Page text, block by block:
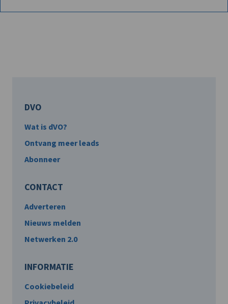
DVO
Wat is dVO?
Ontvang meer leads
Abonneer
CONTACT
Adverteren
Nieuws melden
Netwerken 2.0
INFORMATIE
Cookiebeleid